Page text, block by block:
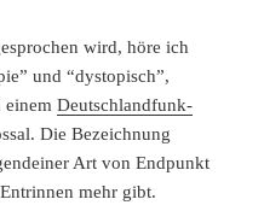
wird, höre ich
und “dystopisch”,
einemDeutschlandfunk-
Die Bezeichnung
Art von Endpunkt
mehr gibt.